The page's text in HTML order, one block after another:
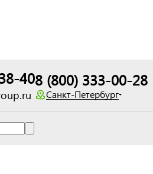
408 (800) 333-00-28
Санкт-Петербург